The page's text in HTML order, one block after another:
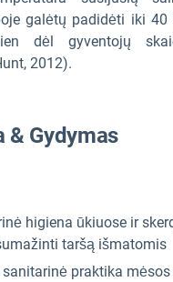
galėtų padidėti iki
dėl gyventojų
2012).
& Gydymas
higiena ūkiuose ir
taršą išmatomis
praktika